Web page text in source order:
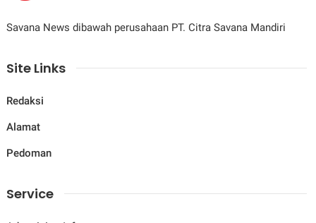
Savana News dibawah perusahaan PT. Citra Savana Mandiri
Site Links
Redaksi
Alamat
Pedoman
Service